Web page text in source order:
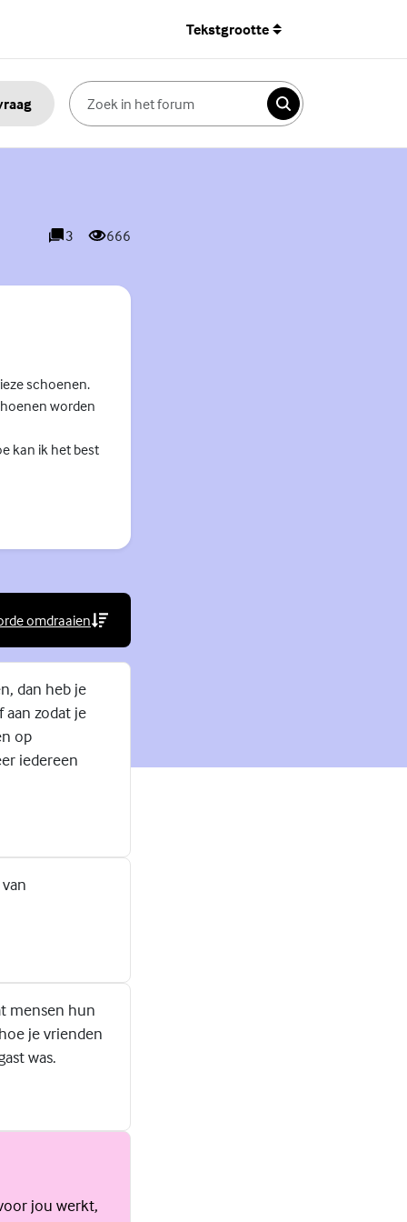
Tekstgrootte
Zoeken
3
reacties
666
weergaves
schoenen.
worden
kan ik het best
omdraaien
link)
dan heb je
aan zodat je
op
iedereen
mensen hun
je vrienden
was.
jou werkt,